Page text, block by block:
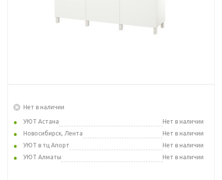
Нет в наличии
УЮТ Астана
Нет в наличии
Новосибирск, Лента
Нет в наличии
УЮТ в тц Апорт
Нет в наличии
УЮТ Алматы
Нет в наличии